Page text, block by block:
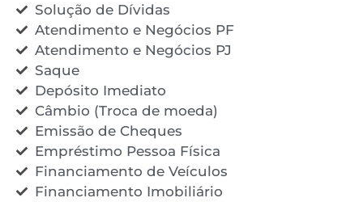
Solução de Dívidas
Atendimento e Negócios PF
Atendimento e Negócios PJ
Saque
Depósito Imediato
Câmbio (Troca de moeda)
Emissão de Cheques
Empréstimo Pessoa Física
Financiamento de Veículos
Financiamento Imobiliário